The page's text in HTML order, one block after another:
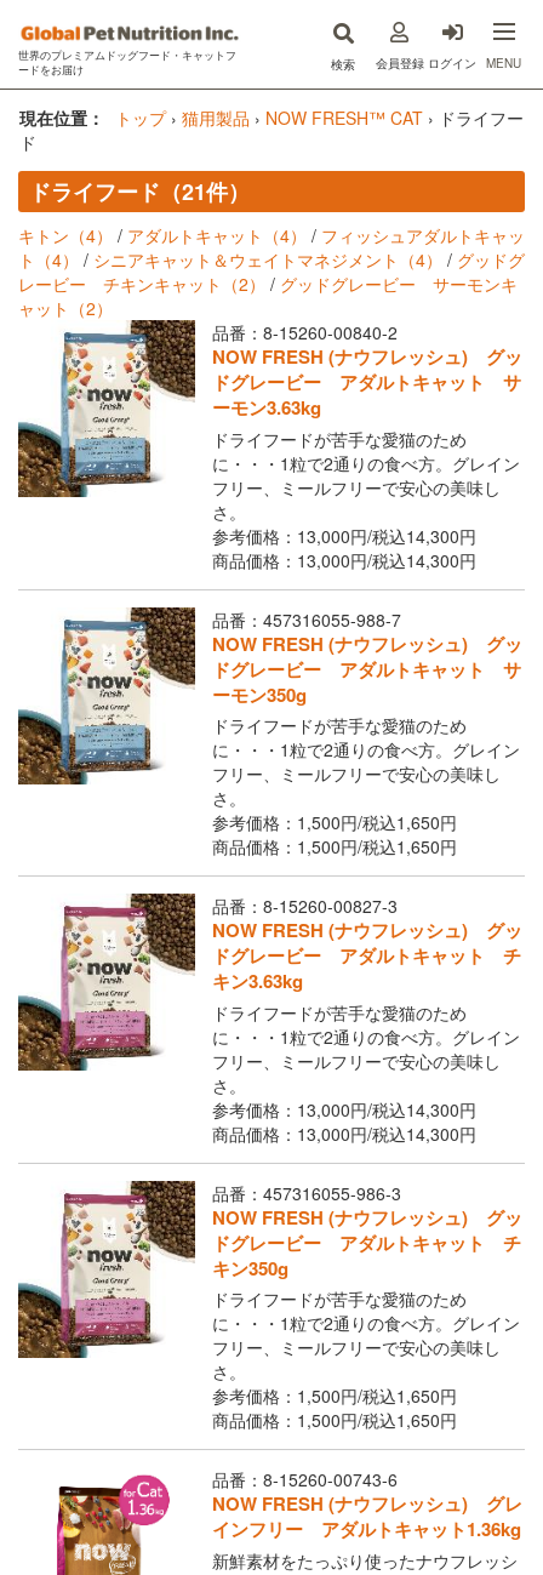
世界のプレミアムドッグフード・キャットフ
ードをお届け
検索 会員登録 ログイン
now fresh(ナウフレッシュ)
GO!SOLUTIONS(ゴー)
キットキャット
フードを探す
オンライン購入
コラム
原材料ハンドブック
Instagram
取り扱い店舗 ご利用ガイド
よくあるご質問 お問い合わせ
閉じる
MENU
現在位置： トップ› 猫用製品 › NOW FRESH™ CAT › ドライフー
ド
ドライフード（21件）
キトン（4） / アダルトキャット（4） / フィッシュアダルトキャッ
ト（4）
/ シニアキャット＆ウェイトマネジメント（4） / グッドグ
レービー チキンキャット（2）
/ グッドグレービー サーモンキ
ャット（2）
品番：8-15260-00840-2
NOW FRESH (ナウフレッシュ) グッ
ドグレービー アダルトキャット サ
ーモン3.63kg
ドライフードが苦手な愛猫のため
に・・・1粒で2通りの食べ方。グレイン
フリー、ミールフリーで安心の美味し
さ。
参考価格：13,000円/税込14,300円
商品価格：13,000円/税込14,300円
品番：457316055-988-7
NOW FRESH (ナウフレッシュ) グッ
ドグレービー アダルトキャット サ
ーモン350g
ドライフードが苦手な愛猫のため
に・・・1粒で2通りの食べ方。グレイン
フリー、ミールフリーで安心の美味し
さ。
参考価格：1,500円/税込1,650円
商品価格：1,500円/税込1,650円
品番：8-15260-00827-3
NOW FRESH (ナウフレッシュ) グッ
ドグレービー アダルトキャット チ
キン3.63kg
ドライフードが苦手な愛猫のため
に・・・1粒で2通りの食べ方。グレイン
フリー、ミールフリーで安心の美味し
さ。
参考価格：13,000円/税込14,300円
商品価格：13,000円/税込14,300円
品番：457316055-986-3
NOW FRESH (ナウフレッシュ) グッ
ドグレービー アダルトキャット チ
キン350g
ドライフードが苦手な愛猫のため
に・・・1粒で2通りの食べ方。グレイン
フリー、ミールフリーで安心の美味し
さ。
参考価格：1,500円/税込1,650円
商品価格：1,500円/税込1,650円
品番：8-15260-00743-6
NOW FRESH (ナウフレッシュ) グレ
インフリー アダルトキャット1.36kg
新鮮素材をたっぷり使ったナウフレッシ